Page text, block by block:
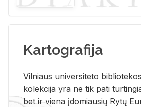
Kartografija
Vil­niaus uni­ver­si­te­to
ko­lek­ci­ja yra ne tik pati
bet ir vie­na įdo­miau­sių Rytų